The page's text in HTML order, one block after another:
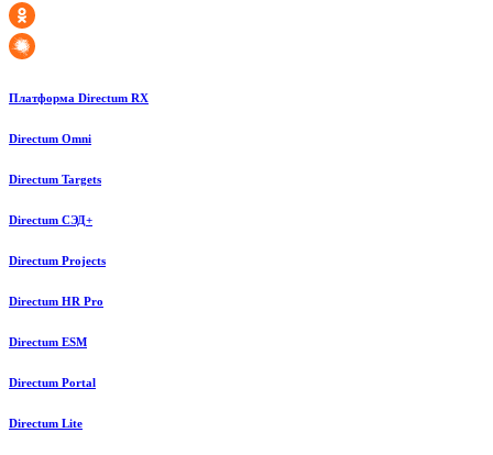
Платформа Directum RX
Directum Omni
Directum Targets
Directum СЭД+
Directum Projects
Directum HR Pro
Directum ESM
Directum Portal
Directum Lite